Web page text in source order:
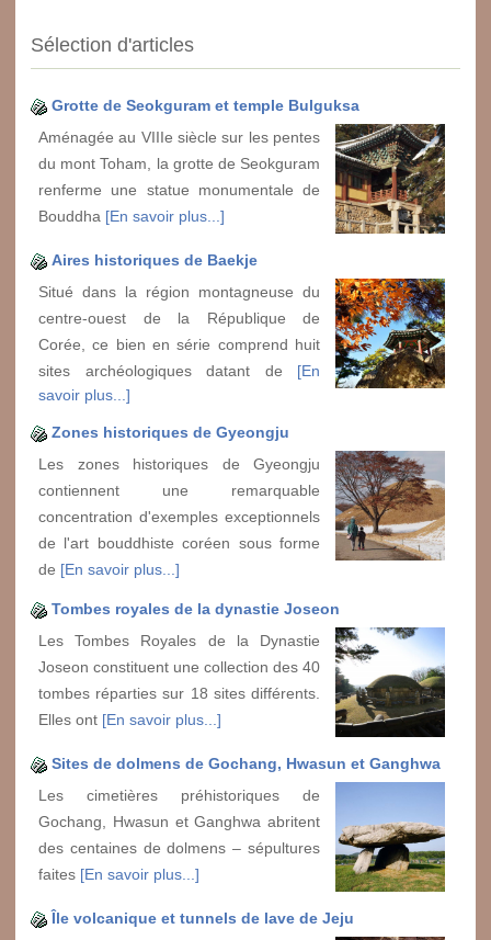
Sélection d'articles
Grotte de Seokguram et temple Bulguksa
Aménagée au VIIIe siècle sur les pentes
du mont Toham, la grotte de Seokguram
renferme une statue monumentale de
Bouddha [En savoir plus...]
Aires historiques de Baekje
Situé dans la région montagneuse du
centre-ouest de la République de
Corée, ce bien en série comprend huit
sites archéologiques datant de [En
savoir plus...]
Zones historiques de Gyeongju
Les zones historiques de Gyeongju
contiennent une remarquable
concentration d'exemples exceptionnels
de l'art bouddhiste coréen sous forme
de [En savoir plus...]
Tombes royales de la dynastie Joseon
Les Tombes Royales de la Dynastie
Joseon constituent une collection des 40
tombes réparties sur 18 sites différents.
Elles ont [En savoir plus...]
Sites de dolmens de Gochang, Hwasun et Ganghwa
Les cimetières préhistoriques de
Gochang, Hwasun et Ganghwa abritent
des centaines de dolmens – sépultures
faites [En savoir plus...]
Île volcanique et tunnels de lave de Jeju